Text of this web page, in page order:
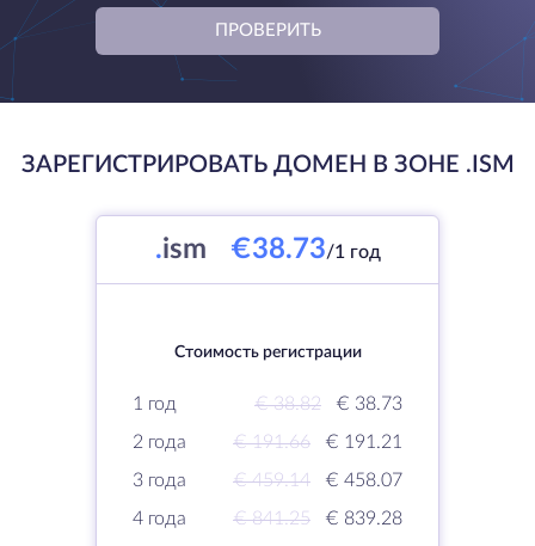
ПРОВЕРИТЬ
ЗАРЕГИСТРИРОВАТЬ ДОМЕН В ЗОНЕ .ISM
.ism €38.73/1 год
Стоимость регистрации
1 год € 38.82
€ 38.73
2 года
€ 191.66
€ 191.21
3 года
€ 459.14
€ 458.07
4 года
€ 841.25
€ 839.28